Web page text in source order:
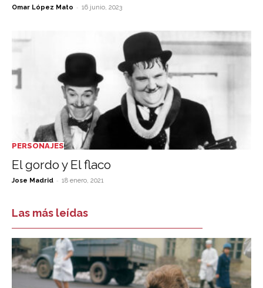
Omar López Mato - 16 junio, 2023
PERSONAJES
El gordo y El flaco
Jose Madrid - 18 enero, 2021
Las más leídas